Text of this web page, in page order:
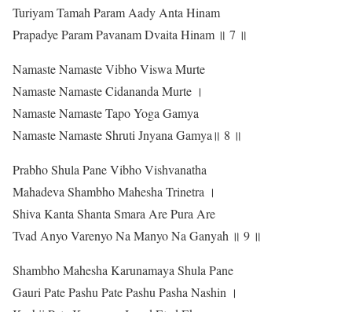
Turiyam Tamah Param Aady Anta Hinam
Prapadye Param Pavanam Dvaita Hinam ॥ 7 ॥
Namaste Namaste Vibho Viswa Murte
Namaste Namaste Cidananda Murte ।
Namaste Namaste Tapo Yoga Gamya
Namaste Namaste Shruti Jnyana Gamya॥ 8 ॥
Prabho Shula Pane Vibho Vishvanatha
Mahadeva Shambho Mahesha Trinetra ।
Shiva Kanta Shanta Smara Are Pura Are
Tvad Anyo Varenyo Na Manyo Na Ganyah ॥ 9 ॥
Shambho Mahesha Karunamaya Shula Pane
Gauri Pate Pashu Pate Pashu Pasha Nashin ।